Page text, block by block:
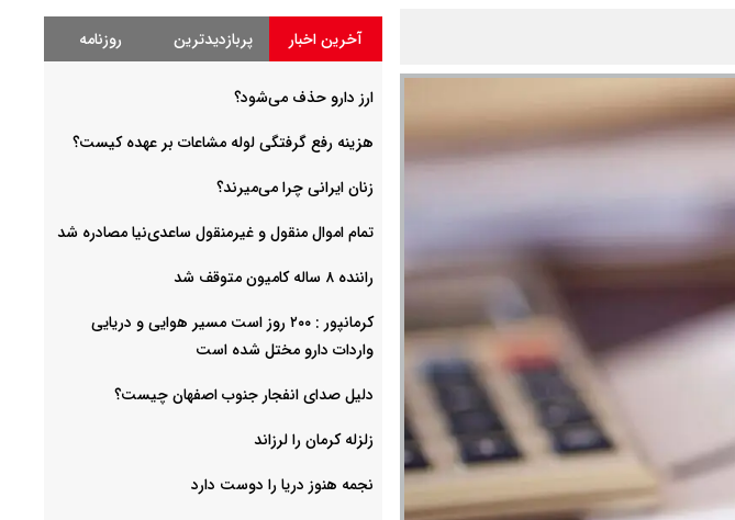
آخرین اخبار پربازدیدترین روزنامه
ارز دارو حذف می‌شود؟
هزینه رفع گرفتگی لوله مشاعات بر عهده کیست؟
زنان ایرانی چرا می‌میرند؟
تمام اموال منقول و غیرمنقول ساعدی‌نیا مصادره شد
راننده ۸ ساله کامیون متوقف شد
کرمانپور : ۲۰۰ روز است مسیر هوایی و دریایی
واردات دارو مختل شده است
دلیل صدای انفجار جنوب اصفهان چیست؟
زلزله کرمان را لرزاند
نجمه هنوز دریا را دوست دارد